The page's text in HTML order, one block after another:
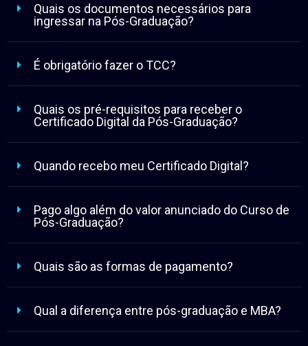
Quais os documentos necessários para
ingressar na Pós-Graduação?
É obrigatório fazer o TCC?
Quais os pré-requisitos para receber o
Certificado Digital da Pós-Graduação?
Quando recebo meu Certificado Digital?
Pago algo além do valor anunciado do Curso de
Pós-Graduação?
Quais são as formas de pagamento?
Qual a diferença entre pós-graduação e MBA?